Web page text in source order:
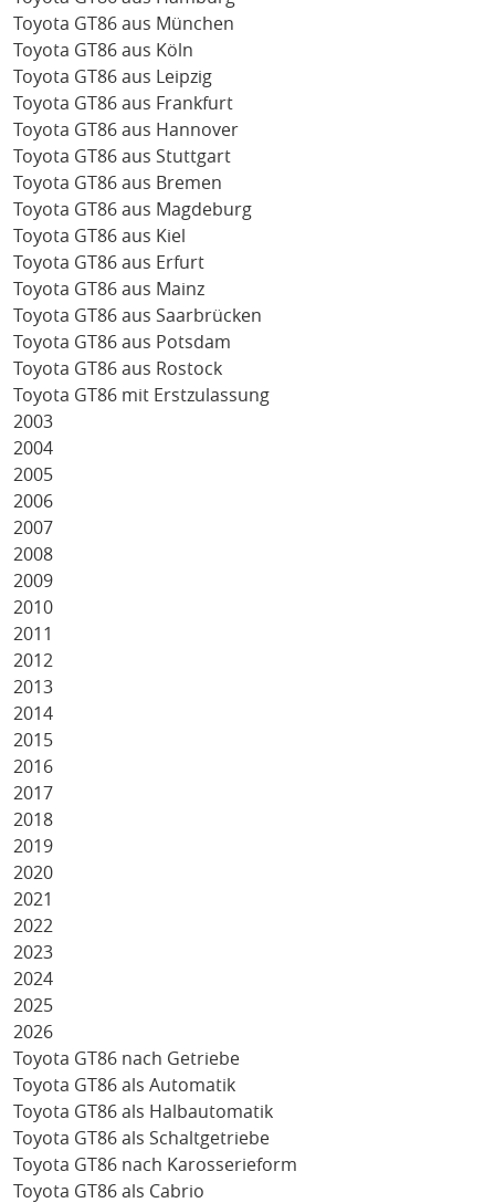
Toyota GT86 aus München
Toyota GT86 aus Köln
Toyota GT86 aus Leipzig
Toyota GT86 aus Frankfurt
Toyota GT86 aus Hannover
Toyota GT86 aus Stuttgart
Toyota GT86 aus Bremen
Toyota GT86 aus Magdeburg
Toyota GT86 aus Kiel
Toyota GT86 aus Erfurt
Toyota GT86 aus Mainz
Toyota GT86 aus Saarbrücken
Toyota GT86 aus Potsdam
Toyota GT86 aus Rostock
Toyota GT86 mit Erstzulassung
2003
2004
2005
2006
2007
2008
2009
2010
2011
2012
2013
2014
2015
2016
2017
2018
2019
2020
2021
2022
2023
2024
2025
2026
Toyota GT86 nach Getriebe
Toyota GT86 als Automatik
Toyota GT86 als Halbautomatik
Toyota GT86 als Schaltgetriebe
Toyota GT86 nach Karosserieform
Toyota GT86 als Cabrio